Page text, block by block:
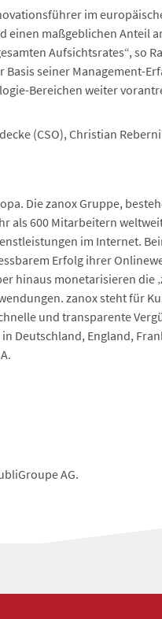
im
einen maßgeblichen Anteil
Aufsichtsrates“, so
Basis seiner Management-
Bereichen weiter
(CSO), Christian
Die zanox Gruppe,
als 600 Mitarbeitern
im Internet.
Erfolg ihrer
hinaus monetarisieren die
zanox steht für
und transparente
Deutschland, England,
AG.